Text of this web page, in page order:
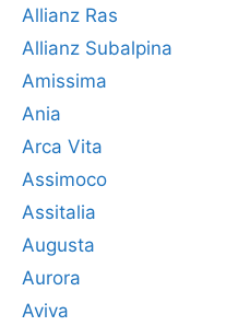
Allianz Ras
Allianz Subalpina
Amissima
Ania
Arca Vita
Assimoco
Assitalia
Augusta
Aurora
Aviva